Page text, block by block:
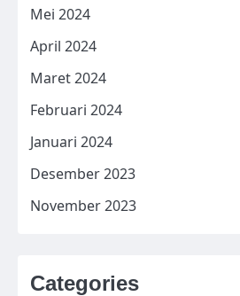
Mei 2024
April 2024
Maret 2024
Februari 2024
Januari 2024
Desember 2023
November 2023
Categories